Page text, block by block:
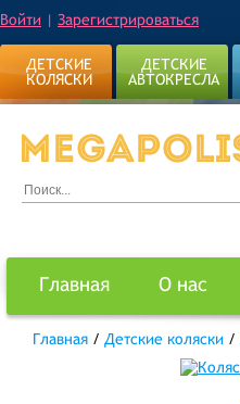
Войти | Зарегистрироваться
ДЕТСКИЕ
КОЛЯСКИ
ДЕТСКИЕ
АВТОКРЕСЛА
Главная О нас
Главная / Детские коляски /